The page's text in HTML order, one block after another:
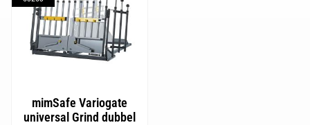
mimSafe Variogate
universal Grind dubbel